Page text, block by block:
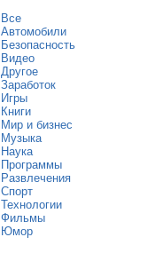
Все
Автомобили
Безопасность
Видео
Другое
Заработок
Игры
Книги
Мир и бизнес
Музыка
Наука
Программы
Развлечения
Спорт
Технологии
Фильмы
Юмор